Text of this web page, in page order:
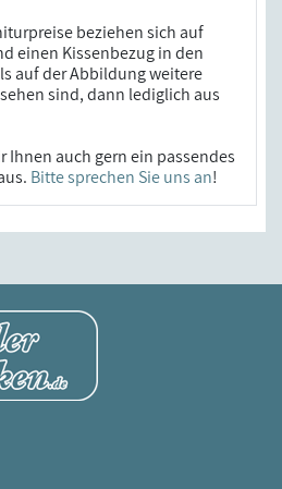
beziehen sich auf
einen Kissenbezug in den
auf der Abbildung weitere
sind, dann lediglich aus
Ihnen auch gern ein passendes
Bitte sprechen Sie uns an!